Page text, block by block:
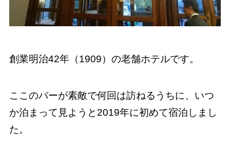
創業明治42年（1909）の老舗ホテルです。
ここのバーが素敵で何回は訪ねるうちに、いつ
か泊まって見ようと2019年に初めて宿泊しまし
た。